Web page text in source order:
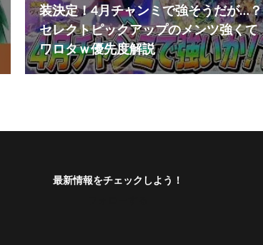
装決定！4月チャンミで強そうだが…？
セレクトピックアップのメンツ強くて
ワロタｗ優先度解説
最新情報をチェックしよう！